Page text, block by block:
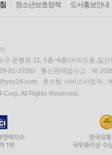
청소년보호정책 도서홍보안내
구 은행로 11, 5층~6층(여의도동,일신
81-37000 통신판매업신고 : 제
호스팅 서비스사업자 :
All Rights Reserved.